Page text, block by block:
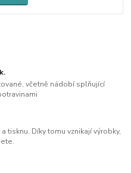
včetně nádobí splňující
tisknu. Díky tomu vznikají výrobky,